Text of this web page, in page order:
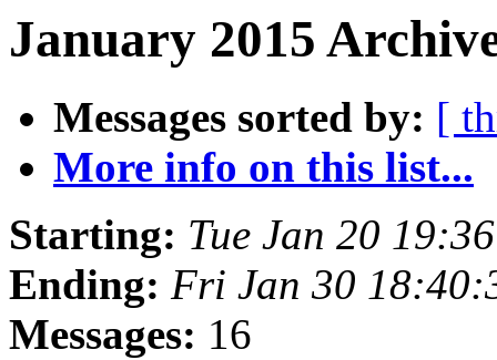
January 2015
Messages sorted by: [
More info on this list...
Starting: Tue Jan 20
Ending: Fri Jan 30
Messages: 16